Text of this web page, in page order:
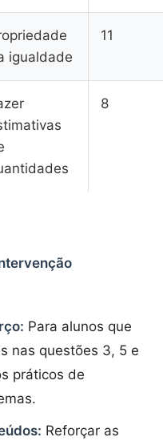
igualdade
11
8
Para alunos que
nas questões 3, 5 e
práticos de
Reforçar as